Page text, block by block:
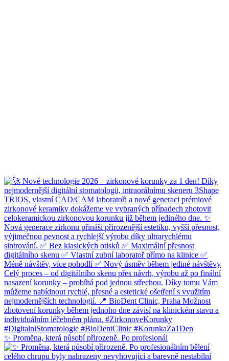
✨ Proměna, která působí přirozeně. Po profesionál